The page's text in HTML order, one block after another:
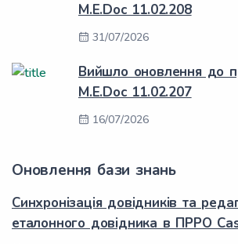
M.E.Doc 11.02.208
31/07/2026
Вийшло оновлення до
M.E.Doc 11.02.207
16/07/2026
Оновлення бази знань
Синхронізація довідників та
еталонного довідника в ПРРО